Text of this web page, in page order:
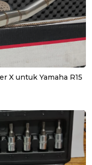
X untuk Yamaha R15